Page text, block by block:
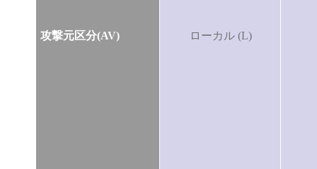
攻撃元区分(AV) ローカル (L)